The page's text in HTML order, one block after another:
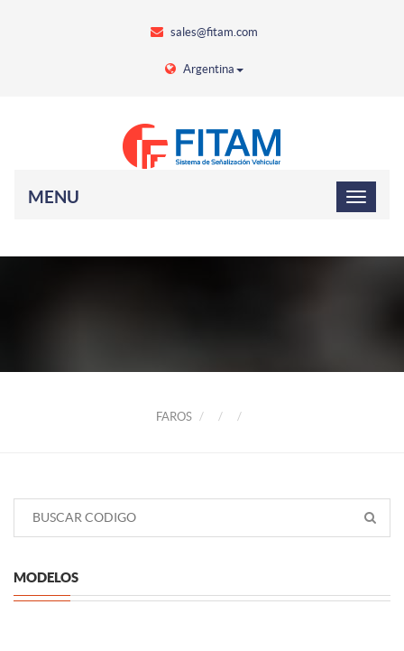
sales@fitam.com
Argentina
MENU
FAROS
MODELOS